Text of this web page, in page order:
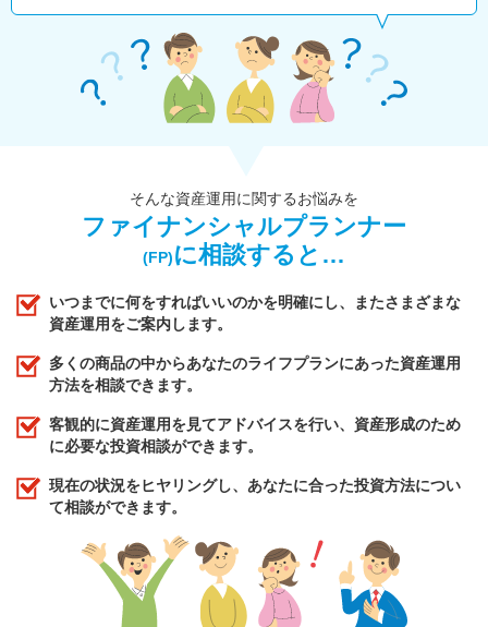
そんな資産運用に関するお悩みを
ファイナンシャルプランナー
(FP)に相談すると…
いつまでに何をすればいいのかを明確にし、またさまざまな
資産運用をご案内します。
多くの商品の中からあなたのライフプランにあった資産運用
方法を相談できます。
客観的に資産運用を見てアドバイスを行い、資産形成のため
に必要な投資相談ができます。
現在の状況をヒヤリングし、あなたに合った投資方法につい
て相談ができます。